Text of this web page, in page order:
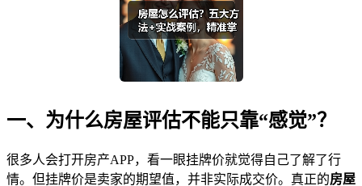
一、为什么房屋评估不能只靠“感觉”？
很多人会打开房产APP，看一眼挂牌价就觉得自己了解了行
情。但挂牌价是卖家的期望值，并非实际成交价。真正的房屋